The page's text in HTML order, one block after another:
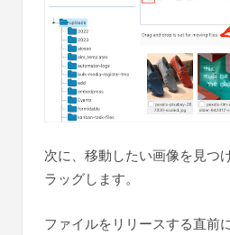
次に、移動したい画像を見つ
ラッグします。
ファイルをリリースする直前